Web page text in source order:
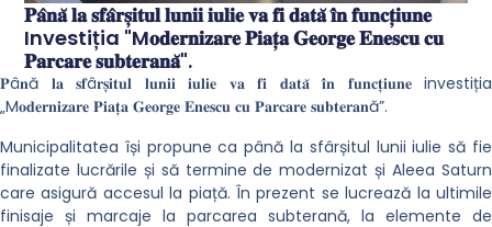
𝐏𝐚̂𝐧𝐚̆ 𝐥𝐚 𝐬𝐟𝐚̂𝐫𝐬̦𝐢𝐭𝐮𝐥 𝐥𝐮𝐧𝐢𝐢 𝐢𝐮𝐥𝐢𝐞 𝐯𝐚 𝐟𝐢 𝐝𝐚𝐭𝐚̆ 𝐢̂𝐧 𝐟𝐮𝐧𝐜𝐭̦𝐢𝐮𝐧𝐞
Investiția "M𝐨𝐝𝐞𝐫𝐧𝐢𝐳𝐚𝐫𝐞 𝐏𝐢𝐚𝐭̦𝐚 𝐆𝐞𝐨𝐫𝐠𝐞 𝐄𝐧𝐞𝐬𝐜𝐮 𝐜𝐮
𝐏𝐚𝐫𝐜𝐚𝐫𝐞 𝐬𝐮𝐛𝐭𝐞𝐫𝐚𝐧𝐚̆".
𝐏â𝐧ă 𝐥𝐚 𝐬𝐟â𝐫𝐬̦𝐢𝐭𝐮𝐥 𝐥𝐮𝐧𝐢𝐢 𝐢𝐮𝐥𝐢𝐞 𝐯𝐚 𝐟𝐢 𝐝𝐚𝐭𝐚̆ 𝐢̂𝐧 𝐟𝐮𝐧𝐜𝐭̦𝐢𝐮𝐧𝐞 investiția
„M𝐨𝐝𝐞𝐫𝐧𝐢𝐳𝐚𝐫𝐞 𝐏𝐢𝐚𝐭̦𝐚 𝐆𝐞𝐨𝐫𝐠𝐞 𝐄𝐧𝐞𝐬𝐜𝐮 𝐜𝐮 𝐏𝐚𝐫𝐜𝐚𝐫𝐞 𝐬𝐮𝐛𝐭𝐞𝐫𝐚𝐧ă”.
Municipalitatea își propune ca până la sfârșitul lunii iulie să fie
finalizate lucrările și să termine de modernizat și Aleea Saturn
care asigură accesul la piață. În prezent se lucrează la ultimile
finisaje și marcaje la parcarea subterană, la elemente de